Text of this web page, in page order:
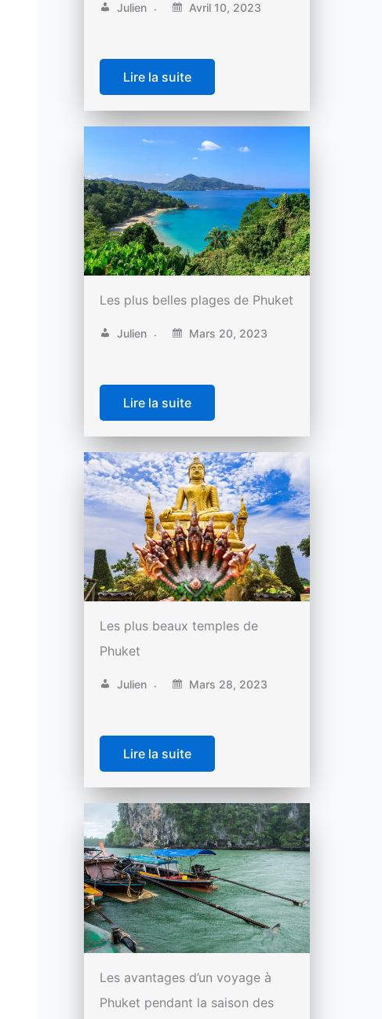
Julien Avril 10, 2023
Lire la suite
Les plus belles plages de Phuket
Julien Mars 20, 2023
Lire la suite
Les plus beaux temples de
Phuket
Julien Mars 28, 2023
Lire la suite
Les avantages d’un voyage à
Phuket pendant la saison des